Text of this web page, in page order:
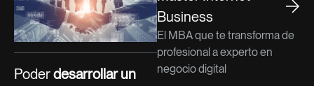
Poderdesarrollar un
Business
El MBA que te transforma de
profesional a experto en
negocio digital